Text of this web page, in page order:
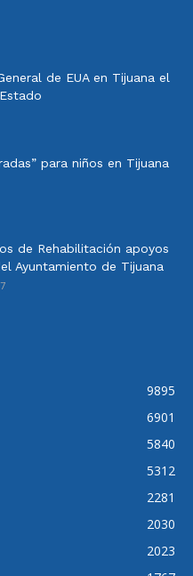
de EUA en Tijuana el
para niños en Tijuana
de Rehabilitación apoyos
Ayuntamiento de Tijuana
9895
6901
5840
5312
2281
2030
2023